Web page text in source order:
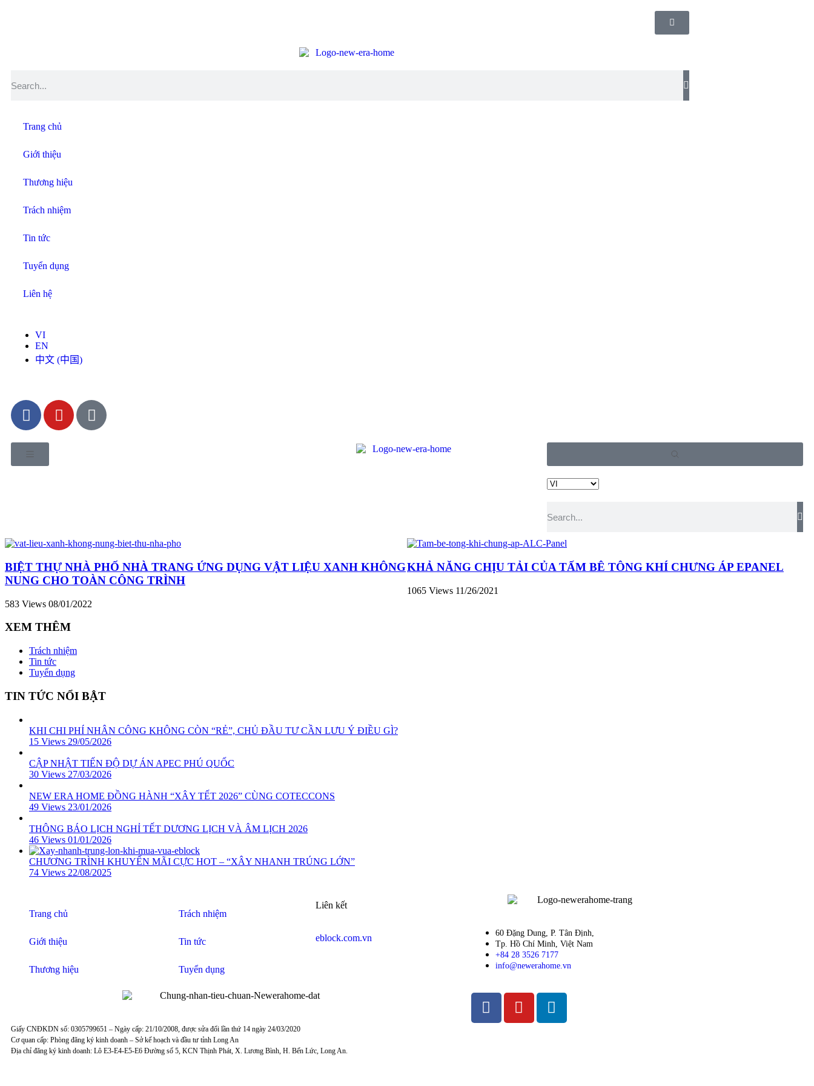
Trang chủ
Giới thiệu
Thương hiệu
Trách nhiệm
Tin tức
Tuyển dụng
Liên hệ
VI
EN
中文 (中国)
BIỆT THỰ NHÀ PHỐ NHÀ TRANG ỨNG DỤNG VẬT LIỆU XANH KHÔNG
NUNG CHO TOÀN CÔNG TRÌNH
583 Views 08/01/2022
KHẢ NĂNG CHỊU TẢI CỦA TẤM BÊ TÔNG KHÍ CHƯNG ÁP EPANEL
1065 Views 11/26/2021
XEM THÊM
Trách nhiệm
Tin tức
Tuyển dụng
TIN TỨC NỔI BẬT
KHI CHI PHÍ NHÂN CÔNG KHÔNG CÒN “RẺ”, CHỦ ĐẦU TƯ CẦN LƯU Ý ĐIỀU GÌ?
15 Views 29/05/2026
CẬP NHẬT TIẾN ĐỘ DỰ ÁN APEC PHÚ QUỐC
30 Views 27/03/2026
NEW ERA HOME ĐỒNG HÀNH “XÂY TẾT 2026” CÙNG COTECCONS
49 Views 23/01/2026
THÔNG BÁO LỊCH NGHỈ TẾT DƯƠNG LỊCH VÀ ÂM LỊCH 2026
46 Views 01/01/2026
CHƯƠNG TRÌNH KHUYẾN MÃI CỰC HOT – “XÂY NHANH TRÚNG LỚN”
74 Views 22/08/2025
Trang chủ
Giới thiệu
Thương hiệu
Trách nhiệm
Tin tức
Tuyển dụng
Liên kết
eblock.com.vn
Giấy CNĐKDN số: 0305799651 – Ngày cấp: 21/10/2008, được sửa đổi lần thứ 14 ngày 24/03/2020
Cơ quan cấp: Phòng đăng ký kinh doanh – Sở kế hoạch và đầu tư tỉnh Long An
Địa chỉ đăng ký kinh doanh: Lô E3-E4-E5-E6 Đường số 5, KCN Thịnh Phát, X. Lương Bình, H. Bến Lức, Long An.
60 Đặng Dung, P. Tân Định,
Tp. Hồ Chí Minh, Việt Nam
+84 28 3526 7177
info@newerahome.vn